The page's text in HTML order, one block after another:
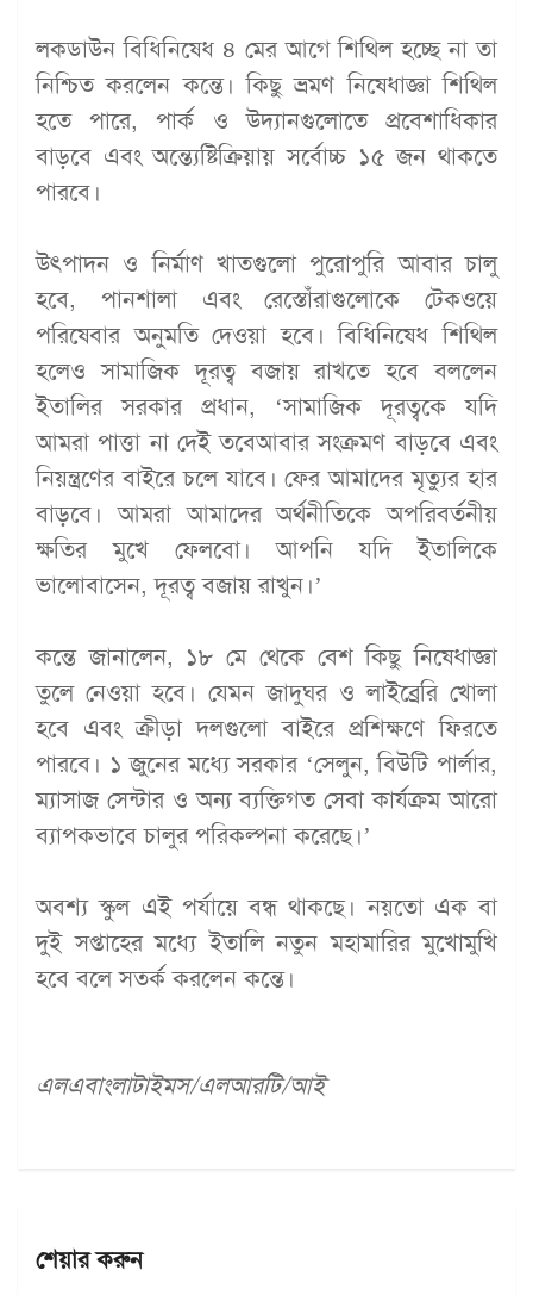
লকডাউন বিধিনিষেধ ৪ মের আগে শিথিল হচ্ছে না তা
নিশ্চিত করলেন কন্তে। কিছু ভ্রমণ নিষেধাজ্ঞা শিথিল
হতে পারে, পার্ক ও উদ্যানগুলোতে প্রবেশাধিকার
বাড়বে এবং অন্ত্যেষ্টিক্রিয়ায় সর্বোচ্চ ১৫ জন থাকতে
পারবে।
উত্পাদন ও নির্মাণ খাতগুলো পুরোপুরি আবার চালু
হবে, পানশালা এবং রেস্তোঁরাগুলোকে টেকওয়ে
পরিষেবার অনুমতি দেওয়া হবে। বিধিনিষেধ শিথিল
হলেও সামাজিক দূরত্ব বজায় রাখতে হবে বললেন
ইতালির সরকার প্রধান, ‘সামাজিক দূরত্বকে যদি
আমরা পাত্তা না দেই তবেআবার সংক্রমণ বাড়বে এবং
নিয়ন্ত্রণের বাইরে চলে যাবে। ফের আমাদের মৃত্যুর হার
বাড়বে। আমরা আমাদের অর্থনীতিকে অপরিবর্তনীয়
ক্ষতির মুখে ফেলবো। আপনি যদি ইতালিকে
ভালোবাসেন, দূরত্ব বজায় রাখুন।’
কন্তে জানালেন, ১৮ মে থেকে বেশ কিছু নিষেধাজ্ঞা
তুলে নেওয়া হবে। যেমন জাদুঘর ও লাইব্রেরি খোলা
হবে এবং ক্রীড়া দলগুলো বাইরে প্রশিক্ষণে ফিরতে
পারবে। ১ জুনের মধ্যে সরকার ‘সেলুন, বিউটি পার্লার,
ম্যাসাজ সেন্টার ও অন্য ব্যক্তিগত সেবা কার্যক্রম আরো
ব্যাপকভাবে চালুর পরিকল্পনা করেছে।’
অবশ্য স্কুল এই পর্যায়ে বন্ধ থাকছে। নয়তো এক বা
দুই সপ্তাহের মধ্যে ইতালি নতুন মহামারির মুখোমুখি
হবে বলে সতর্ক করলেন কন্তে।
এলএবাংলাটাইমস/এলআরটি/আই
শেয়ার করুন